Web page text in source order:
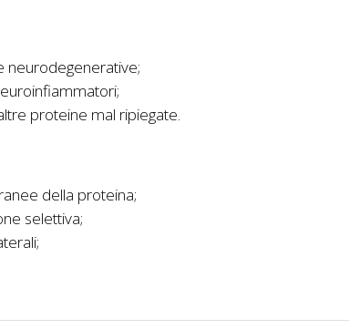
neurodegenerative;
proteine mal ripiegate.
della proteina;
selettiva;